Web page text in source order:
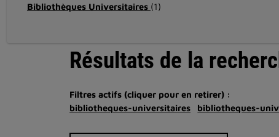
Bibliothèques Universitaires (1)
Résultats de la
Filtres actifs (cliquer pour en retirer) :
bibliotheques-universitaires
bibliotheques-